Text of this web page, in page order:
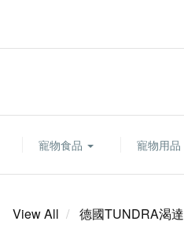
寵物食品 寵物用品
View All 德國TUNDRA渴達